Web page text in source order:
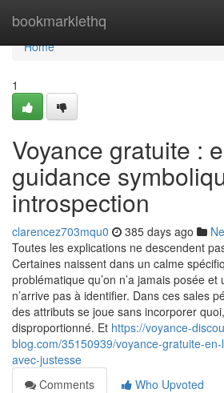
bookmarklethq
Home
Home
1
Voyance gratuite :
guidance
introspection
clarencez703mqu0 385 days ago
Toutes les explications ne descendent
Certaines naissent dans un calme
problématique qu’on n’a jamais posée et
n’arrive pas à identifier. Dans ces sales
des attributs se joue sans incorporer
disproportionné. Et https://voyance-
blog.com/35150939/voyance-gratuite-
avec-justesse
Comments
Who Upvoted